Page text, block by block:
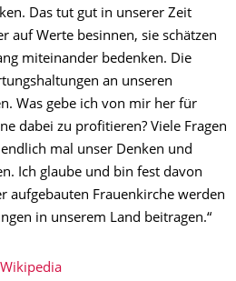
Das tut gut in unserer Zeit
auf Werte besinnen, sie schätzen
miteinander bedenken. Die
an unseren
Was gebe ich von mir her für
dabei zu profitieren? Viele Fragen
mal unser Denken und
Ich glaube und bin fest davon
aufgebauten Frauenkirche werden
in unserem Land beitragen.“
Wikipedia